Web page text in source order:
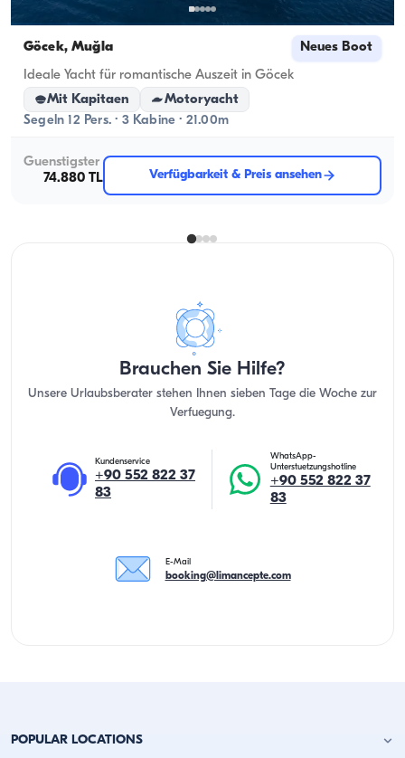
Göcek, Muğla Neues Boot
Ideale Yacht für romantische Auszeit in Göcek
Mit Kapitaen
Motoryacht
Segeln 12 Pers. · 3 Kabine · 21.00m
Guenstigster
74.880 TL
Verfügbarkeit & Preis ansehen
Brauchen Sie Hilfe?
Unsere Urlaubsberater stehen Ihnen sieben Tage die Woche zur
Verfuegung.
Kundenservice
+90 552 822 37
83
WhatsApp-
Unterstuetzungshotline
+90 552 822 37
83
E-Mail
booking@limancepte.com
POPULAR LOCATIONS